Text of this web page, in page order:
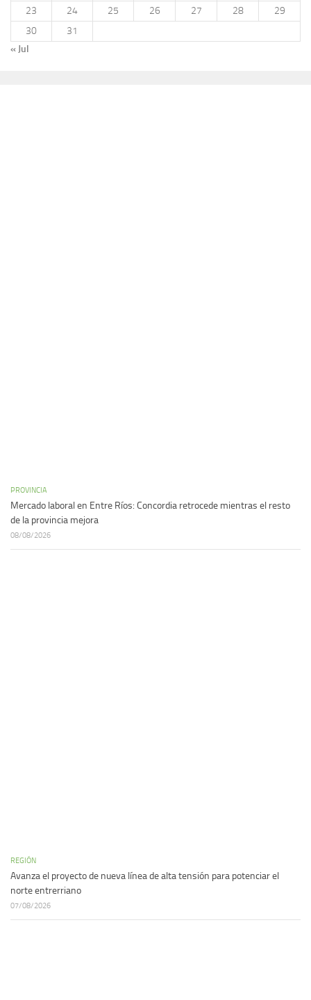
23 24 25 26 27 28
29
30
31
« Jul
PROVINCIA
Mercado laboral en Entre Ríos: Concordia retrocede mientras el resto
de la provincia mejora
08/08/2026
REGIÓN
Avanza el proyecto de nueva línea de alta tensión para potenciar el
norte entrerriano
07/08/2026